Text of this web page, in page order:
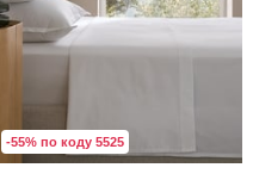
-55% по коду 5525